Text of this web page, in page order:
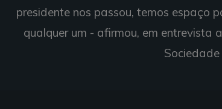
presidente nos passou, temos espaço
qualquer um - afirmou, em entrevista
Sociedade